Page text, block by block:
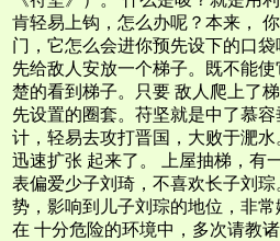
肯轻易上钩，怎么办呢？本来，
门，它怎么会进你预先设下的口
先给敌人安放一个梯子。既不能
楚的看到梯子。只要 敌人爬上了
先设置的圈套。苻坚就是中了慕
计，轻易去攻打晋国，大败于淝
迅速扩张 起来了。 上屋抽梯，有
表偏爱少子刘琦，不喜欢长子刘
势，影响到儿子刘琮的地位，非
在 十分危险的环境中，多次请教